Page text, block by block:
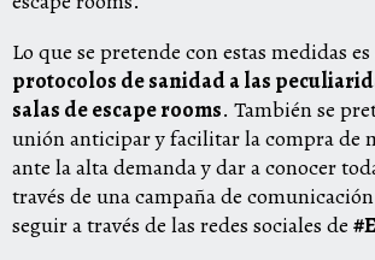
Lo que se pretende con estas medidas es
protocolos de sanidad a las
salas de escape rooms. También se
unión anticipar y facilitar la compra de
ante la alta demanda y dar a conocer
través de una campaña de
seguir a través de las redes sociales de